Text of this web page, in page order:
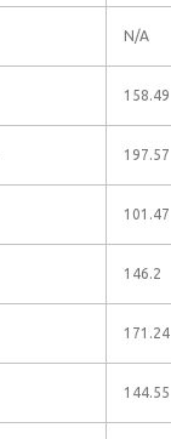
N/A
158.49
197.57
101.47
146.2
171.24
144.55